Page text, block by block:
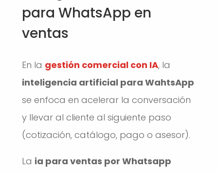
para WhatsApp en
ventas
En la gestión comercial con IA, la
inteligencia artificial para WahtsApp
se enfoca en acelerar la conversación
y llevar al cliente al siguiente paso
(cotización, catálogo, pago o asesor).
La ia para ventas por Whatsapp